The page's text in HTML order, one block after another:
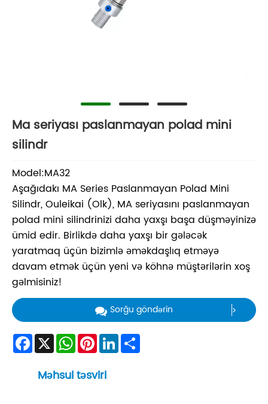
Ma seriyası paslanmayan polad mini
silindr
Model:MA32
Aşağıdakı MA Series Paslanmayan Polad Mini
Silindr, Ouleikai (Olk), MA seriyasını paslanmayan
polad mini silindrinizi daha yaxşı başa düşməyinizə
ümid edir. Birlikdə daha yaxşı bir gələcək
yaratmaq üçün bizimlə əməkdaşlıq etməyə
davam etmək üçün yeni və köhnə müştərilərin xoş
gəlmisiniz!
Sorğu göndərin
Facebook
X WhatsApp
Pinterest
LinkedIn
Məhsul təsviri